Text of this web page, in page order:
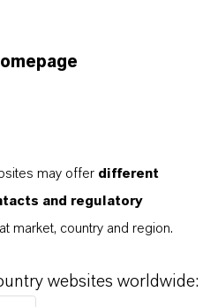
bieten
Im Mittelpunkt
jedoch Sie: unsere
profitieren von
ihrer Märkte. Hier
may offer different
and regulatory
market, country and region.
websites worldwide: